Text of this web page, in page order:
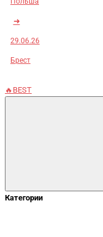
➜
29.06.26
Брест
🔥BEST
Категории